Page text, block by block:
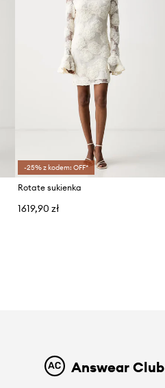
-25% z kodem: OFF*
Rotate sukienka
1619,90 zł
Answear Club